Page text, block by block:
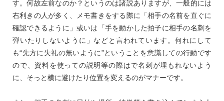
す。何故左前なのか？というのは諸説ありますが、一般的には
右利きの人が多く、メモ書きをする際に「相手の名前を直ぐに
確認できるように」或いは「手を動かした拍子に相手の名刺を
弾いたりしないように」などと言われています。何れにして
も“先方に失礼の無いように”ということを意識しての行動です
ので、資料を使っての説明等の際はで名刺が埋もれないよう
に、そっと横に避けたり位置を変えるのがマナーです。